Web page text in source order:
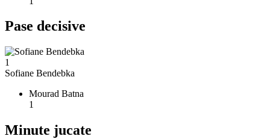
Pase decisive
1
Sofiane Bendebka
Mourad Batna
1
Minute jucate